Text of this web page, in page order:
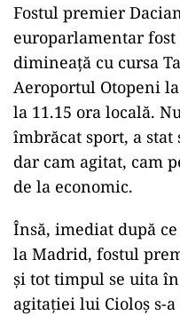
Fostul premier
europarlamentar fost
dimineață cu cursa
Aeroportul Otopeni
la 11.15 ora locală.
îmbrăcat sport, a
dar cam agitat, cam
de la economic.
Însă, imediat după
la Madrid, fostul
și tot timpul se uita
agitației lui Cioloș s-